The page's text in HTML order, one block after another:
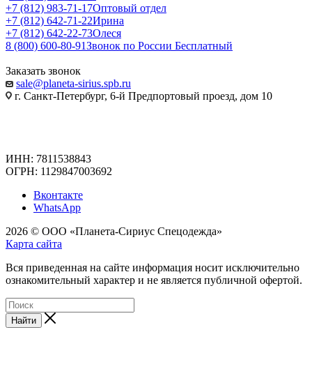
+7 (812) 983-71-17Оптовый отдел
+7 (812) 642-71-22Ирина
+7 (812) 642-22-73Олеся
8 (800) 600-80-91Звонок по России Бесплатный
Заказать звонок
sale@planeta-sirius.spb.ru
г. Санкт-Петербург, 6-й Предпортовый проезд, дом 10
ИНН: 7811538843
ОГРН: 1129847003692
Вконтакте
WhatsApp
2026 © ООО «Планета-Сириус Спецодежда»
Карта сайта
Вся приведенная на сайте информация носит исключительно
ознакомительный характер и не является публичной офертой.
Найти